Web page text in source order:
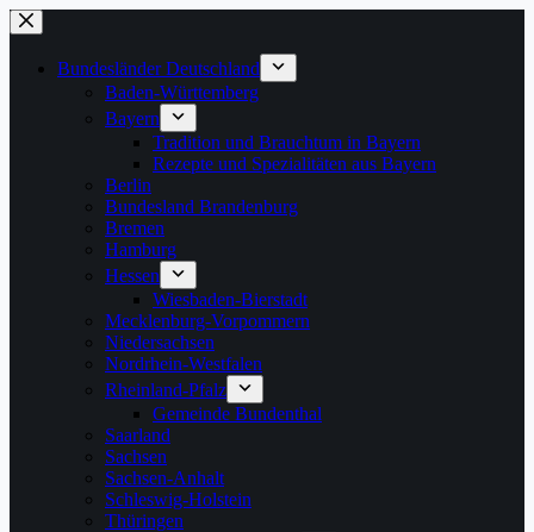
Zum
Inhalt
springenBundesländer Deutschland
Baden-Württemberg
Bayern
Tradition und Brauchtum in Bayern
Rezepte und Spezialitäten aus Bayern
Berlin
Bundesland Brandenburg
Bremen
Hamburg
Hessen
Wiesbaden-Bierstadt
Mecklenburg-Vorpommern
Niedersachsen
Nordrhein-Westfalen
Rheinland-Pfalz
Gemeinde Bundenthal
Saarland
Sachsen
Sachsen-Anhalt
Schleswig-Holstein
Thüringen